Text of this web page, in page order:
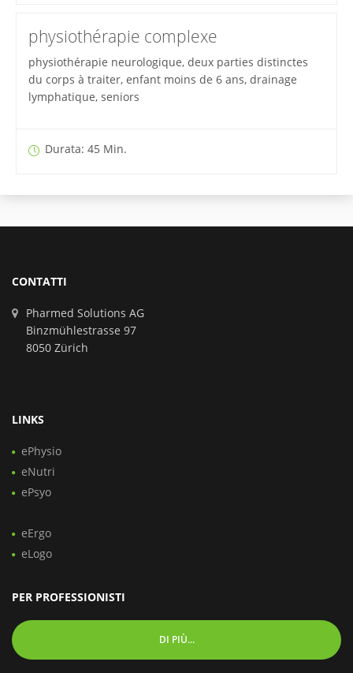
physiothérapie complexe
physiothérapie neurologique, deux parties distinctes
du corps à traiter, enfant moins de 6 ans, drainage
lymphatique, seniors
Durata: 45 Min.
CONTATTI
Pharmed Solutions AG
Binzmühlestrasse 97
8050 Zürich
LINKS
ePhysio
eNutri
ePsyo
eErgo
eLogo
PER PROFESSIONISTI
DI PIÙ...